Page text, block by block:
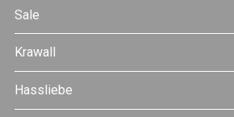
Sale
Krawall
Hassliebe